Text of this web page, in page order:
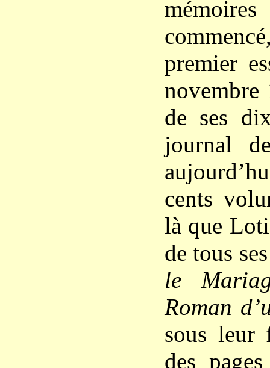
mémoires
premier
de ses
journal
cents
là que
de tous
le
Roman
sous leur
des